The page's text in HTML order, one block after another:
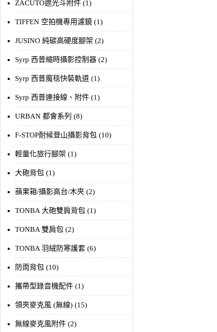
ZACUTO遮光斗附件 (1)
TIFFEN 空拍機專用濾鏡 (1)
JUSINO 純碳高硬度腳架 (2)
Syrp 西普縮時攝影控制器 (2)
Syrp 西普魔毯快裝軌道 (1)
Syrp 西普連接線、附件 (1)
URBAN 都會系列 (8)
F-STOP耐候登山攝影背包 (10)
輕量化旅行腳架 (1)
大砲背包 (1)
蘋果箱/攝影高台/木夾 (2)
TONBA 大砲雙肩背包 (1)
TONBA 雙肩包 (2)
TONBA 羽絨防寒護套 (6)
防雨背包 (10)
攜帶型錄音機配件 (1)
領夾麥克風 (無線) (15)
無線麥克風附件 (2)